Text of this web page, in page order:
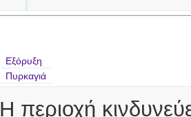
Εξόρυξη
Πυρκαγιά
Η περιοχή